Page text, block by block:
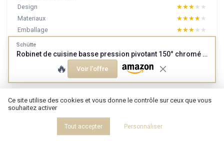
Design
★★★★★
★★★★★
Materiaux
★★★★★
★★★★★
Emballage
★★★★★
★★★★★
Lire le test produit complet
Schütte
Robinet de cuisine basse pression pivotant 150° chromé (monocommande)
🔥 Voir l'offre
Ce site utilise des cookies et vous donne le contrôle sur ceux que vous
souhaitez activer
Tout accepter Personnaliser